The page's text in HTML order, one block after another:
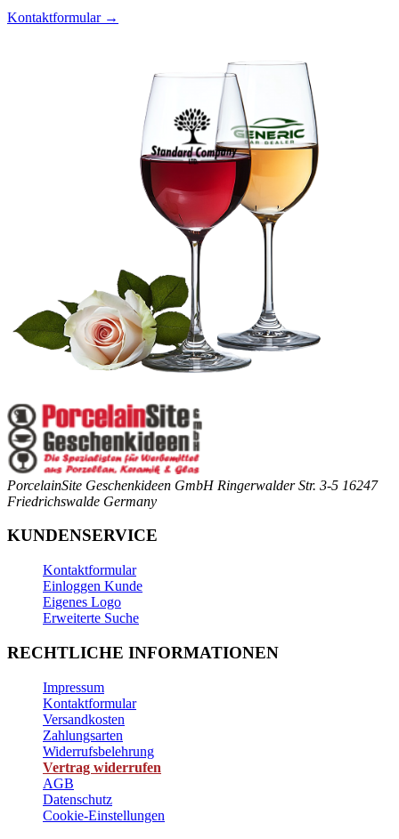
Kontaktformular →
PorcelainSite Geschenkideen GmbH Ringerwalder Str. 3-5 16247
Friedrichswalde Germany
KUNDENSERVICE
Kontaktformular
Einloggen Kunde
Eigenes Logo
Erweiterte Suche
RECHTLICHE INFORMATIONEN
Impressum
Kontaktformular
Versandkosten
Zahlungsarten
Widerrufsbelehrung
Vertrag widerrufen
AGB
Datenschutz
Cookie-Einstellungen